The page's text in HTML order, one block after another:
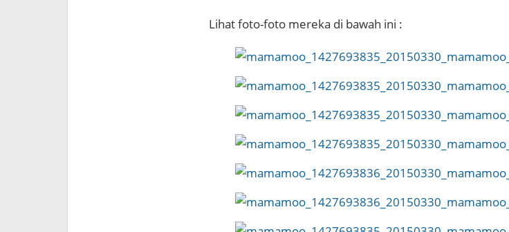
Lihat foto-foto mereka di bawah ini :